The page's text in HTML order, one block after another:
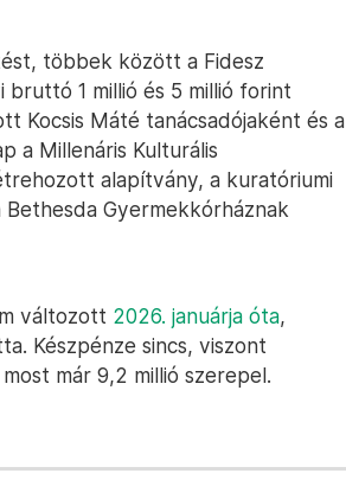
többek között a Fidesz
1 millió és 5 millió forint
Kocsis Máté tanácsadójaként és a
a Millenáris Kulturális
alapítvány, a kuratóriumi
Gyermekkórháznak
változott 2026. januárja óta,
Készpénze sincs, viszont
már 9,2 millió szerepel.